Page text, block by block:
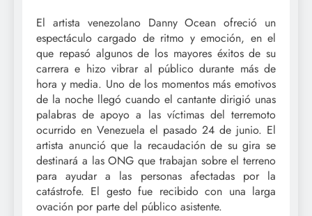
El artista venezolano Danny Ocean ofreció un
espectáculo cargado de ritmo y emoción, en el
que repasó algunos de los mayores éxitos de su
carrera e hizo vibrar al público durante más de
hora y media. Uno de los momentos más emotivos
de la noche llegó cuando el cantante dirigió unas
palabras de apoyo a las víctimas del terremoto
ocurrido en Venezuela el pasado 24 de junio. El
artista anunció que la recaudación de su gira se
destinará a las ONG que trabajan sobre el terreno
para ayudar a las personas afectadas por la
catástrofe. El gesto fue recibido con una larga
ovación por parte del público asistente.